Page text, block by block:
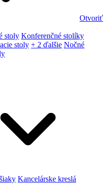
Otvoriť
stoly Konferenčné stolíky
stoly + 2 ďalšie Nočné
Kancelárske kreslá